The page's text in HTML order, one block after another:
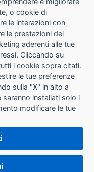
o cookie di
le interazioni con
le prestazioni dei
aderenti alle tue
Cliccando su
i cookie sopra citati.
le tue preferenze
sulla "X" in alto a
installati solo i
modificare le tue
Per maggiori
sui cookie